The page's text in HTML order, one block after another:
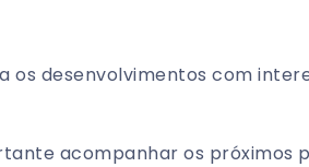
os desenvolvimentos com
acompanhar os próximos